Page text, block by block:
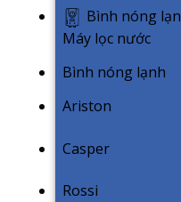
Bình nóng
Máy lọc nước
Bình nóng lạnh
Ariston
Casper
Rossi
Steam+ là công
thiểu các vết
30% nếp nhăn
giản và thuận
99.9% các chất